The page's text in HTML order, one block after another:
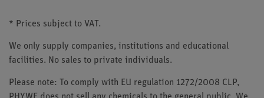
* Prices subject to VAT.
We only supply companies, institutions and educational
facilities. No sales to private individuals.
Please note: To comply with EU regulation 1272/2008 CLP,